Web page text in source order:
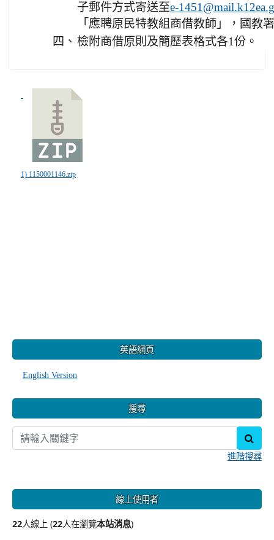
子郵件方式寄送至e-
「應聘原民特教組商借教師」，國教
四、 檢附商借原則及簡歷表格式各1份。
1) 1150001146.zip
英語網頁
English Version
搜尋
進階搜尋
線上使用者
22人線上 (22人在瀏覽本站消息)